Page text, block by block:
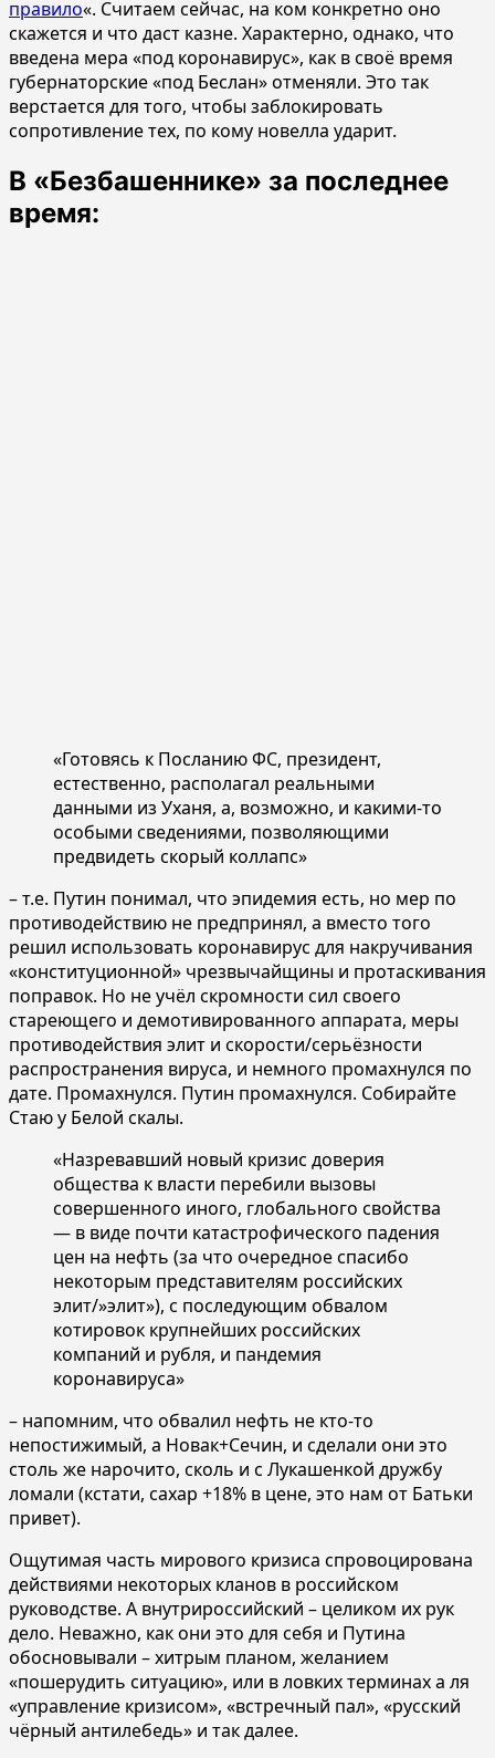
правило«. Считаем сейчас, на ком конкретно оно
скажется и что даст казне. Характерно, однако, что
введена мера «под коронавирус», как в своё время
губернаторские «под Беслан» отменяли. Это так
верстается для того, чтобы заблокировать
сопротивление тех, по кому новелла ударит.
В «Безбашеннике» за последнее
время:
«Готовясь к Посланию ФС, президент,
естественно, располагал реальными
данными из Уханя, а, возможно, и какими-то
особыми сведениями, позволяющими
предвидеть скорый коллапс»
– т.е. Путин понимал, что эпидемия есть, но мер по
противодействию не предпринял, а вместо того
решил использовать коронавирус для накручивания
«конституционной» чрезвычайщины и протаскивания
поправок. Но не учёл скромности сил своего
стареющего и демотивированного аппарата, меры
противодействия элит и скорости/серьёзности
распространения вируса, и немного промахнулся по
дате. Промахнулся. Путин промахнулся. Собирайте
Стаю у Белой скалы.
«Назревавший новый кризис доверия
общества к власти перебили вызовы
совершенного иного, глобального свойства
— в виде почти катастрофического падения
цен на нефть (за что очередное спасибо
некоторым представителям российских
элит/»элит»), с последующим обвалом
котировок крупнейших российских
компаний и рубля, и пандемия
коронавируса»
– напомним, что обвалил нефть не кто-то
непостижимый, а Новак+Сечин, и сделали они это
столь же нарочито, сколь и с Лукашенкой дружбу
ломали (кстати, сахар +18% в цене, это нам от Батьки
привет).
Ощутимая часть мирового кризиса спровоцирована
действиями некоторых кланов в российском
руководстве. А внутрироссийский – целиком их рук
дело. Неважно, как они это для себя и Путина
обосновывали – хитрым планом, желанием
«пошерудить ситуацию», или в ловких терминах а ля
«управление кризисом», «встречный пал», «русский
чёрный антилебедь» и так далее.